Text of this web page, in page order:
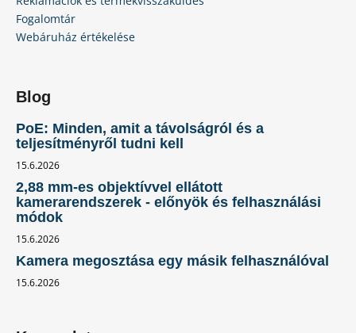
Fogalomtár
Webáruház értékelése
Blog
PoE: Minden, amit a távolságról és a
teljesítményről tudni kell
15.6.2026
2,88 mm-es objektívvel ellátott
kamerarendszerek - előnyök és felhasználási
módok
15.6.2026
Kamera megosztása egy másik felhasználóval
15.6.2026